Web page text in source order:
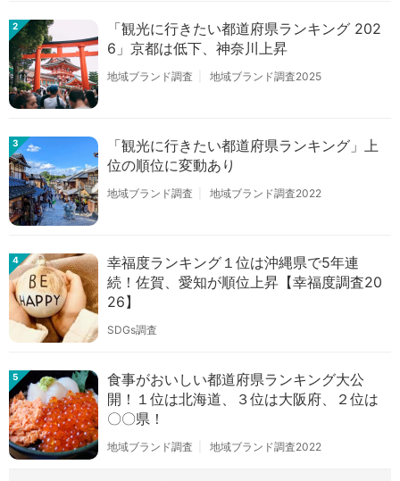
2
「観光に行きたい都道府県ランキング 202
6」京都は低下、神奈川上昇
地域ブランド調査 地域ブランド調査2025
3
「観光に行きたい都道府県ランキング」上
位の順位に変動あり
地域ブランド調査 地域ブランド調査2022
4
幸福度ランキング１位は沖縄県で5年連
続！佐賀、愛知が順位上昇【幸福度調査20
26】
SDGs調査
5
食事がおいしい都道府県ランキング大公
開！１位は北海道、３位は大阪府、２位は
〇〇県！
地域ブランド調査 地域ブランド調査2022